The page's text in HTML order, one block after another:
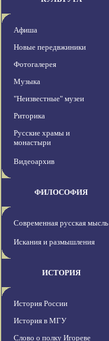
Афиша
Новые передвжиники
Фотогалерея
Музыка
"Неизвестные" музеи
Риторика
Русские храмы и
монастыри
Видеоархив
ФИЛОСОФИЯ
Современная русская мысль
Искания и размышления
ИСТОРИЯ
История России
История в МГУ
Слово о полку Игореве